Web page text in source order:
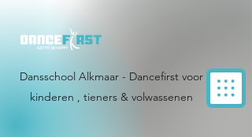
Dansschool Alkmaar - Dancefirst voor
kinderen , tieners & volwassenen